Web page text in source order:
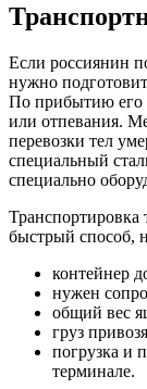
Если россиянин
нужно
По прибытию его
или отпевания.
перевозки тел
специальный
специально
быстрый способ,
контейнер
нужен
общий вес
груз
погрузка и
терминале.